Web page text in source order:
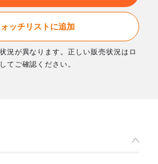
ッチリストに追加
況が異なります。正しい販売状況はロ
てご確認ください。